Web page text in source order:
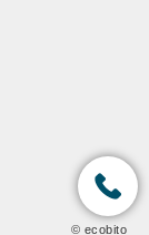
© ecobito